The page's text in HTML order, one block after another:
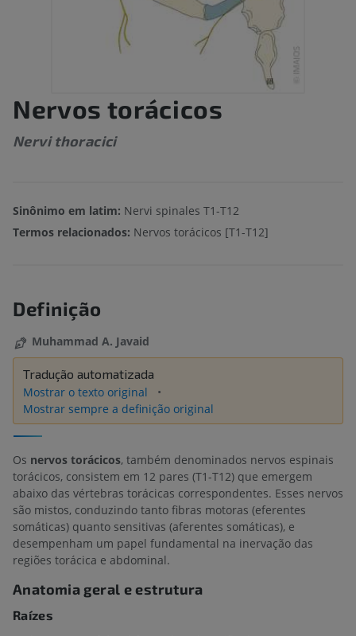
Nervos torácicos
Nervi thoracici
Sinônimo em latim: Nervi spinales T1-T12
Termos relacionados: Nervos torácicos [T1-T12]
Definição
Muhammad A. Javaid
Tradução automatizada
Mostrar o texto original
Mostrar sempre a definição original
Os nervos torácicos, também denominados nervos espinais
torácicos, consistem em 12 pares (T1-T12) que emergem
abaixo das vértebras torácicas correspondentes. Esses nervos
são mistos, conduzindo tanto fibras motoras (eferentes
somáticas) quanto sensitivas (aferentes somáticas), e
desempenham um papel fundamental na inervação das
regiões torácica e abdominal.
Anatomia geral e estrutura
Raízes